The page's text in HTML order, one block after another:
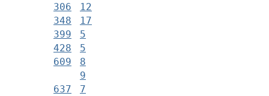
306
12
348
17
399
5
428
5
609
8
9
637
7